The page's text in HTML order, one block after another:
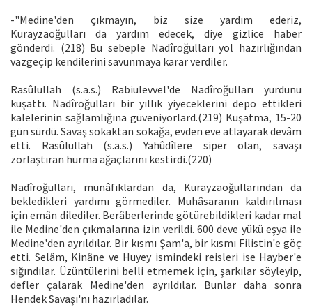
-"Medine'den çıkmayın, biz size yardım ederiz,
Kurayzaoğulları da yardım edecek, diye gizlice haber
gönderdi. (218) Bu sebeple Nadîroğulları yol hazırlığından
vazgeçip kendilerini savunmaya karar verdiler.
Rasûlullah (s.a.s.) Rabiulevvel'de Nadîroğulları yurdunu
kuşattı. Nadîroğulları bir yıllık yiyeceklerini depo ettikleri
kalelerinin sağlamlığına güveniyorlard.(219) Kuşatma, 15-20
gün sürdü. Savaş sokaktan sokağa, evden eve atlayarak devâm
etti. Rasûlullah (s.a.s.) Yahûdîlere siper olan, savaşı
zorlaştıran hurma ağaçlarını kestirdi.(220)
Nadîroğulları, münâfıklardan da, Kurayzaoğullarından da
bekledikleri yardımı görmediler. Muhâsaranın kaldırılması
için emân dilediler. Berâberlerinde götürebildikleri kadar mal
ile Medine'den çıkmalarına izin verildi. 600 deve yükü eşya ile
Medine'den ayrıldılar. Bir kısmı Şam'a, bir kısmı Filistin'e göç
etti. Selâm, Kinâne ve Huyey ismindeki reisleri ise Hayber'e
sığındılar. Üzüntülerini belli etmemek için, şarkılar söyleyip,
defler çalarak Medine'den ayrıldılar. Bunlar daha sonra
Hendek Savaşı'nı hazırladılar.